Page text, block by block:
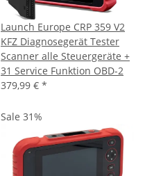
Launch Europe CRP 359 V2
KFZ Diagnosegerät Tester
Scanner alle Steuergeräte +
31 Service Funktion OBD-2
379,99 € *
Sale 31%